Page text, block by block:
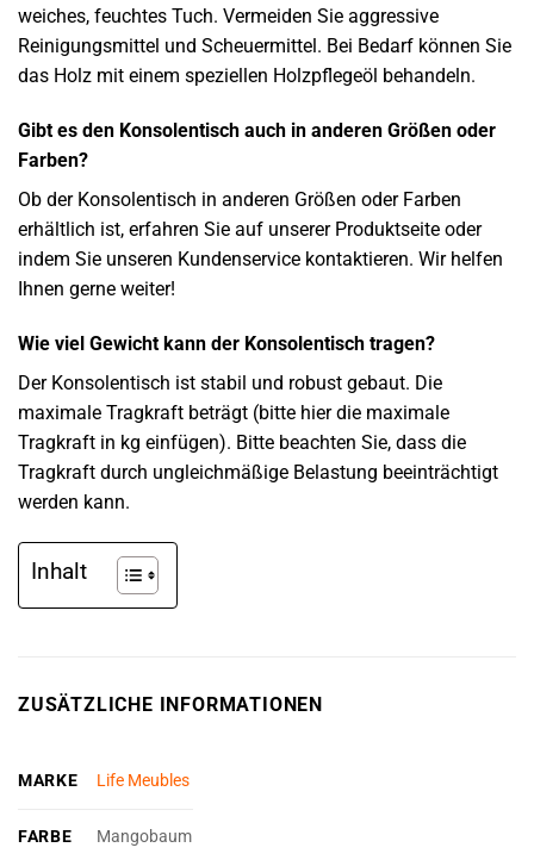
weiches, feuchtes Tuch. Vermeiden Sie aggressive
Reinigungsmittel und Scheuermittel. Bei Bedarf können Sie
das Holz mit einem speziellen Holzpflegeöl behandeln.
Gibt es den Konsolentisch auch in anderen Größen oder
Farben?
Ob der Konsolentisch in anderen Größen oder Farben
erhältlich ist, erfahren Sie auf unserer Produktseite oder
indem Sie unseren Kundenservice kontaktieren. Wir helfen
Ihnen gerne weiter!
Wie viel Gewicht kann der Konsolentisch tragen?
Der Konsolentisch ist stabil und robust gebaut. Die
maximale Tragkraft beträgt (bitte hier die maximale
Tragkraft in kg einfügen). Bitte beachten Sie, dass die
Tragkraft durch ungleichmäßige Belastung beeinträchtigt
werden kann.
Inhalt
ZUSÄTZLICHE INFORMATIONEN
MARKE Life Meubles
FARBE Mangobaum